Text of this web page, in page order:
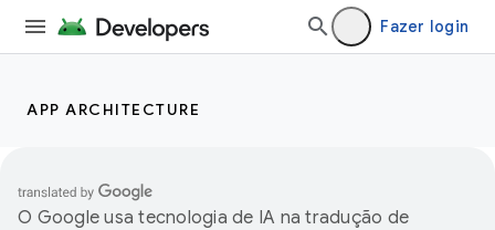
Fazer login
APP ARCHITECTURE
O Google usa tecnologia de IA na tradução de